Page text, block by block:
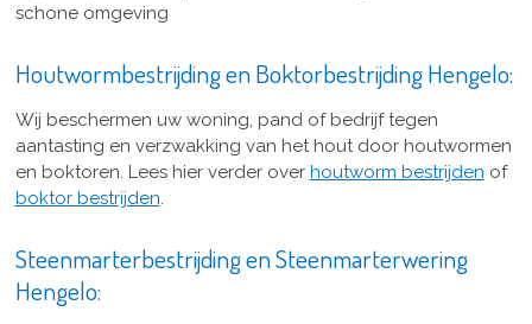
schone omgeving
Houtwormbestrijding en Boktorbestrijding Hengelo:
Wij beschermen uw woning, pand of bedrijf tegen
aantasting en verzwakking van het hout door houtwormen
en boktoren. Lees hier verder over houtworm bestrijden of
boktor bestrijden.
Steenmarterbestrijding en Steenmarterwering
Hengelo: